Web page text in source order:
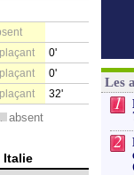
0'
0'
32'
absent
Italie
Les
1
2